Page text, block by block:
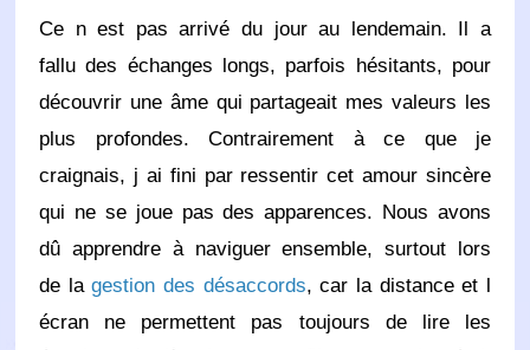
Ce n est pas arrivé du jour au lendemain. Il a
fallu des échanges longs, parfois hésitants, pour
découvrir une âme qui partageait mes valeurs les
plus profondes. Contrairement à ce que je
craignais, j ai fini par ressentir cet amour sincère
qui ne se joue pas des apparences. Nous avons
dû apprendre à naviguer ensemble, surtout lors
de lagestion des désaccords, car la distance et l
écran ne permettent pas toujours de lire les